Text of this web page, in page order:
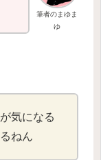
筆者のまゆま
ゆ
気になる
ねん